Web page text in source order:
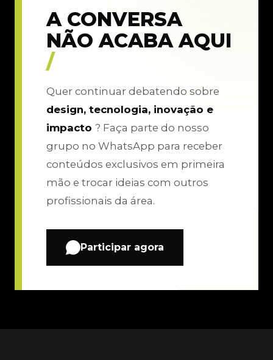
A CONVERSA
NÃO ACABA AQUI
/
Quer continuar debatendo sobre
design, tecnologia, inovação e
impacto ? Faça parte do nosso
grupo no WhatsApp para receber
conteúdos exclusivos em primeira
mão e trocar ideias com outros
profissionais da área.
Participar agora